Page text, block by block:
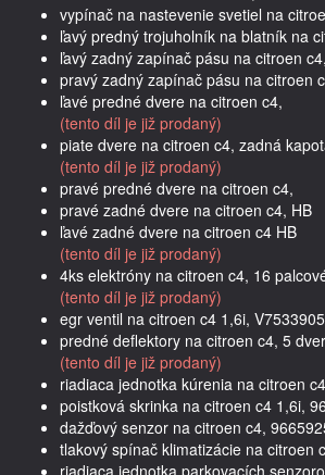
vypínač na nastevenie svetiel na
ľavý predný trojuholník na blatník na
ľavý zadný zapínač pásu na citroen c4,
pravý zadný zapínač pásu na citroen
ľavé predné dvere na citroen c4,
(tento díl je již prodaný)
piate dvere na citroen c4, zadná
(tento díl je již prodaný)
pravé predné dvere na citroen c4,
pravé zadné dvere na citroen c4, HB
ľavé zadné dvere na citroen c4 HB
(tento díl je již prodaný)
4ks elektróny na citroen c4, 16
(tento díl je již prodaný)
egr ventil na citroen c4 1,6i,
predné deflektory na citroen c4, 5
(tento díl je již prodaný)
riadiaca jednotka kúrenia na citroen
poistková skrinka na citroen c4 1,6i,
dažďový senzor na citroen c4,
tlakový spínač klimatizácie na citroen
riadiaca jednotka parkovacích